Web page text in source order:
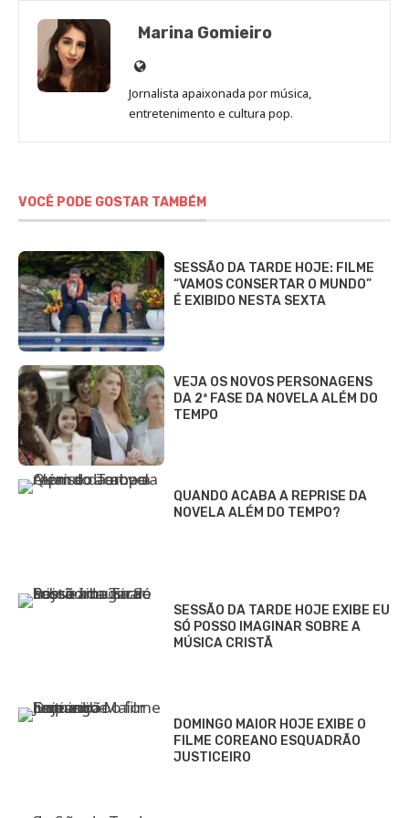
Marina Gomieiro
Site
de
Marina
Jornalista apaixonada por música,
entretenimento e cultura pop.
VOCÊ PODE GOSTAR TAMBÉM
SESSÃO DA TARDE HOJE: FILME
“VAMOS CONSERTAR O MUNDO”
É EXIBIDO NESTA SEXTA
VEJA OS NOVOS PERSONAGENS
DA 2ª FASE DA NOVELA ALÉM DO
TEMPO
QUANDO ACABA A REPRISE DA
NOVELA ALÉM DO TEMPO?
SESSÃO DA TARDE HOJE EXIBE EU
SÓ POSSO IMAGINAR SOBRE A
MÚSICA CRISTÃ
DOMINGO MAIOR HOJE EXIBE O
FILME COREANO ESQUADRÃO
JUSTICEIRO